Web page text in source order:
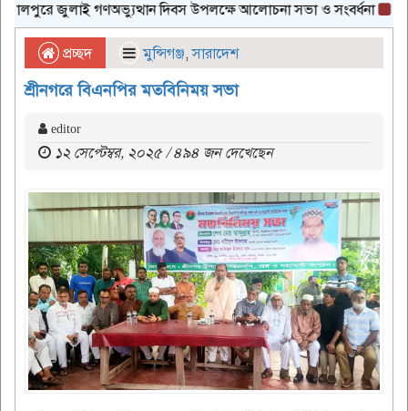
জুলাই গণঅভ্যুত্থান দিবস উপলক্ষে আলোচনা সভা ও সংবর্ধনা
প্রচ্ছদ মুন্সিগঞ্জ,সারাদেশ
শ্রীনগরে বিএনপির মতবিনিময় সভা
editor
১২ সেপ্টেম্বর, ২০২৫ / ৪৯৪ জন দেখেছেন